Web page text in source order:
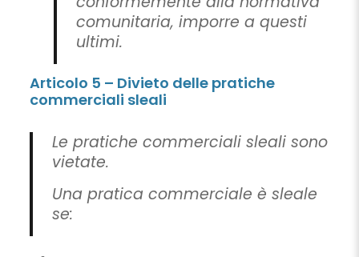
comunitaria, imporre a questi
ultimi.
Articolo 5 – Divieto delle pratiche
commerciali sleali
Le pratiche commerciali sleali sono
vietate.
Una pratica commerciale è sleale
se: